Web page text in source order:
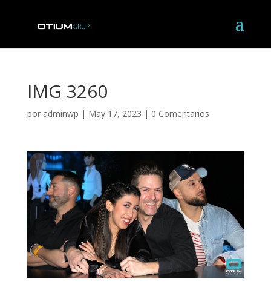
IMG 3260
por adminwp | May 17, 2023 | 0 Comentarios